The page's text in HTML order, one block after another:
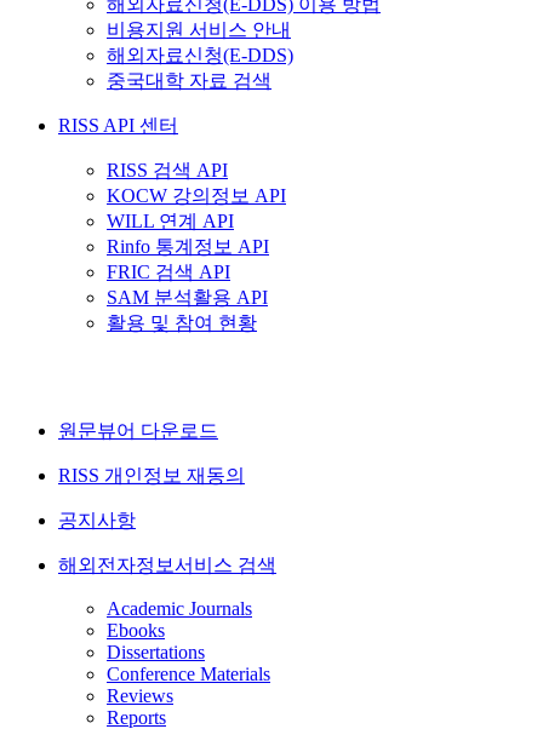
해외자료신청(E-DDS) 이용 방법
비용지원 서비스 안내
해외자료신청(E-DDS)
중국대학 자료 검색
RISS API 센터
RISS 검색 API
KOCW 강의정보 API
WILL 연계 API
Rinfo 통계정보 API
FRIC 검색 API
SAM 분석활용 API
활용 및 참여 현황
원문뷰어 다운로드
RISS 개인정보 재동의
공지사항
해외전자정보서비스 검색
Academic Journals
Ebooks
Dissertations
Conference Materials
Reviews
Reports